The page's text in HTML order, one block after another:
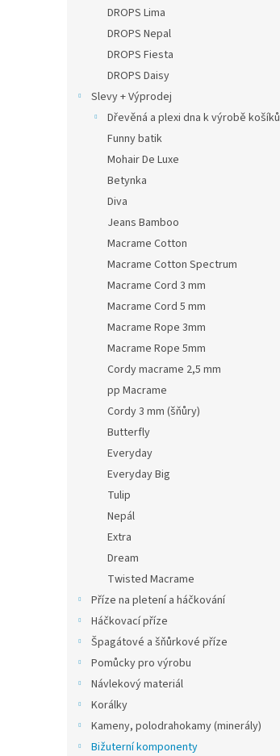
DROPS Lima
DROPS Nepal
DROPS Fiesta
DROPS Daisy
Slevy + Výprodej
Dřevěná a plexi dna k výrobě košíků
Funny batik
Mohair De Luxe
Betynka
Diva
Jeans Bamboo
Macrame Cotton
Macrame Cotton Spectrum
Macrame Cord 3 mm
Macrame Cord 5 mm
Macrame Rope 3mm
Macrame Rope 5mm
Cordy macrame 2,5 mm
pp Macrame
Cordy 3 mm (šňůry)
Butterfly
Everyday
Everyday Big
Tulip
Nepál
Extra
Dream
Twisted Macrame
Příze na pletení a háčkování
Háčkovací příze
Špagátové a šňůrkové příze
Pomůcky pro výrobu
Návlekový materiál
Korálky
Kameny, polodrahokamy (minerály)
Bižuterní komponenty